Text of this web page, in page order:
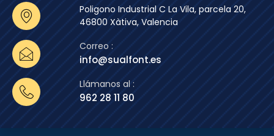
Poligono Industrial C La Vila, parcela 20,
46800 Xàtiva, Valencia
Correo :
info@sualfont.es
Llámanos al :
962 28 11 80